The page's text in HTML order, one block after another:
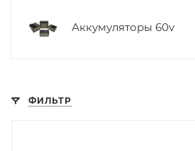
Аккумуляторы 60v
ФИЛЬТР